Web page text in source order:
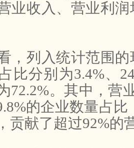
业收入、营业利
，列入统计范围
比分别为3.4%、
72.2%。其中，营
的企业数量占比
贡献了超过92%的